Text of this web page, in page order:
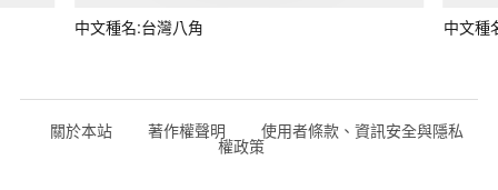
中文種名:台灣八角 中文種
關於本站 著作權聲明 使用者條款、資訊安全與隱私
權政策